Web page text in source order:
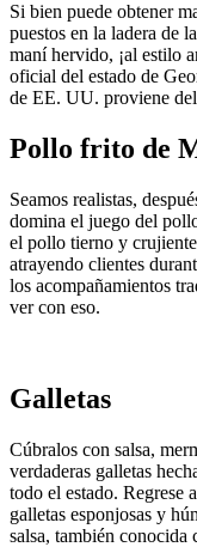
Si bien puede obtener
puestos en la ladera de
maní hervido, ¡al estilo
oficial del estado de
de EE. UU. proviene del
Pollo frito de
Seamos realistas,
domina el juego del
el pollo tierno y
atrayendo clientes
los acompañamientos
ver con eso.
Galletas
Cúbralos con salsa,
verdaderas galletas
todo el estado. Regrese
galletas esponjosas y
salsa, también